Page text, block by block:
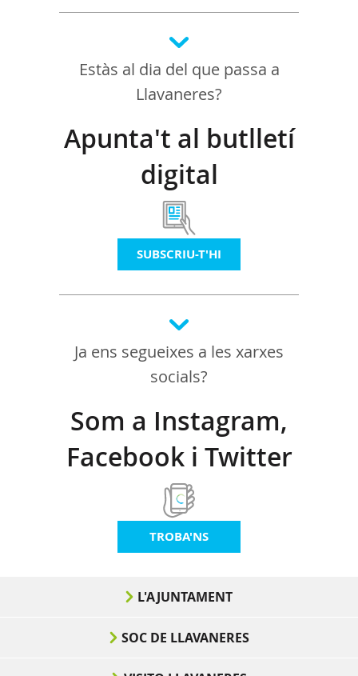
Estàs al dia del que passa a
Llavaneres?
Apunta't al butlletí
digital
SUBSCRIU-T'HI
Ja ens segueixes a les xarxes
socials?
Som a Instagram,
Facebook i Twitter
TROBA'NS
L'AJUNTAMENT
SOC DE LLAVANERES